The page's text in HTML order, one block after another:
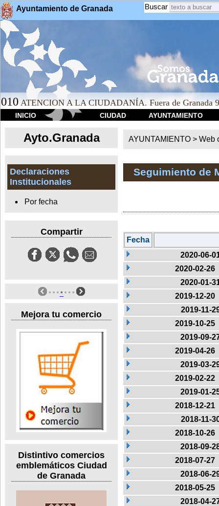
Ayuntamiento de Granada Buscar
010 ATENCION A LA CIUDADANÍA. Fuera de Granada
INICIO CIUDAD AYUNTAMIENTO
Ayto.Granada
Declaraciones
Institucionales
Por fecha
Compartir
Mejora tu comercio
Distintivo comercios
emblemáticos Ciudad
de Granada
AYUNTAMIENTO > Web
Seguimiento de
Fecha
2020-06-
2020-02-26
2020-01-
2019-12-20
2019-11-
2019-10-25
2019-09-
2019-04-26
2019-03-
2019-02-22
2019-01-
2018-12-21
2018-11-
2018-10-26
2018-09-
2018-07-27
2018-06-
2018-05-25
2018-04-